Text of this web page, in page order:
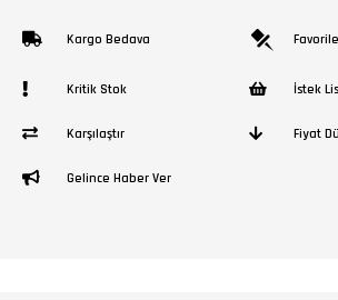
Kargo Bedava
Kritik Stok İstek
Karşılaştır Fiyat
Gelince Haber Ver